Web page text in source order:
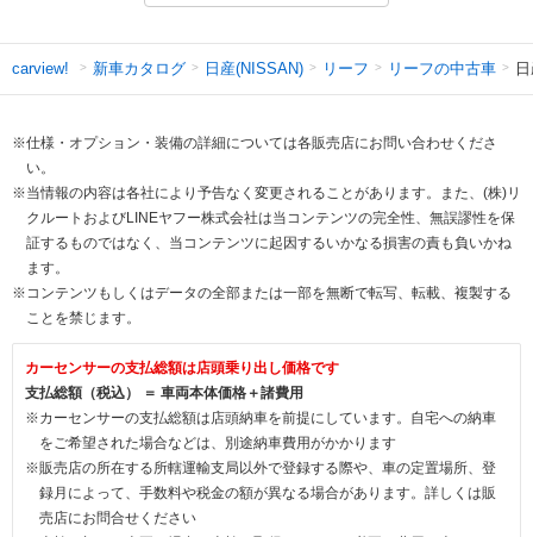
carview! 新車カタログ 日産(NISSAN) リーフ リーフの中古車
※仕様・オプション・装備の詳細については各販売店にお問い合わせくださ
い。
※当情報の内容は各社により予告なく変更されることがあります。また、(株)リ
クルートおよびLINEヤフー株式会社は当コンテンツの完全性、無誤謬性を保
証するものではなく、当コンテンツに起因するいかなる損害の責も負いかね
ます。
※コンテンツもしくはデータの全部または一部を無断で転写、転載、複製する
ことを禁じます。
カーセンサーの支払総額は店頭乗り出し価格です
支払総額（税込） ＝ 車両本体価格＋諸費用
※カーセンサーの支払総額は店頭納車を前提にしています。自宅への納車
をご希望された場合などは、別途納車費用がかかります
※販売店の所在する所轄運輸支局以外で登録する際や、車の定置場所、登
録月によって、手数料や税金の額が異なる場合があります。詳しくは販
売店にお問合せください